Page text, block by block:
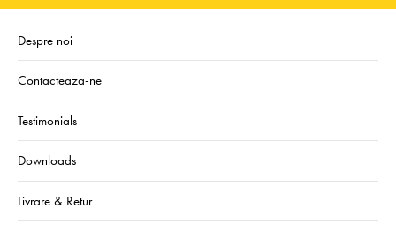
Despre noi
Contacteaza-ne
Testimonials
Downloads
Livrare & Retur